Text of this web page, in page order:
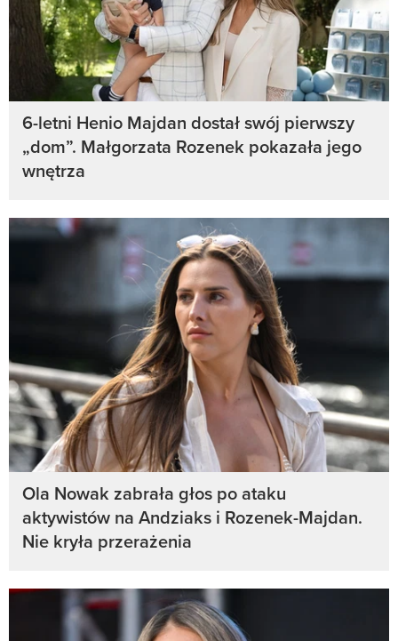
6-letni Henio Majdan dostał swój pierwszy
„dom”. Małgorzata Rozenek pokazała jego
wnętrza
Ola Nowak zabrała głos po ataku
aktywistów na Andziaks i Rozenek-Majdan.
Nie kryła przerażenia